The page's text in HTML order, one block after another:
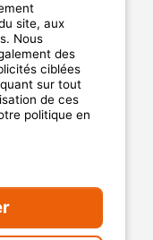
dédié
site, aux
Nous
des
ciblées
sur tout
de ces
politique en